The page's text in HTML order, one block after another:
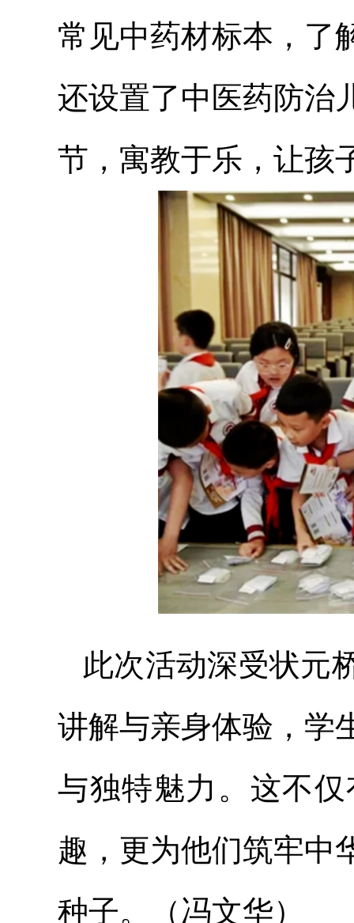
常见中药材标本，了
还设置了中医药防治
节，寓教于乐，让孩
此次活动深受状元
讲解与亲身体验，学
与独特魅力。这不
趣，更为他们筑牢中
种子。（冯文华）